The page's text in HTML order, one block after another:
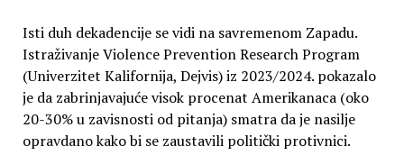
Isti duh dekadencije se vidi na savremenom Zapadu.
Istraživanje Violence Prevention Research Program
(Univerzitet Kalifornija, Dejvis) iz 2023/2024. pokazalo
je da zabrinjavajuće visok procenat Amerikanaca (oko
20-30% u zavisnosti od pitanja) smatra da je nasilje
opravdano kako bi se zaustavili politički protivnici.